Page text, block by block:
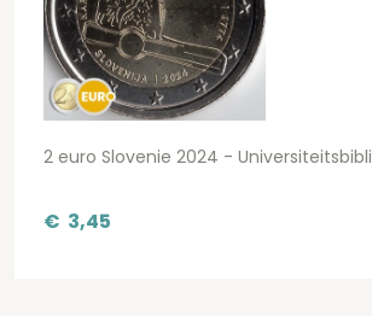
2 euro Slovenie 2024 -
€ 3,45